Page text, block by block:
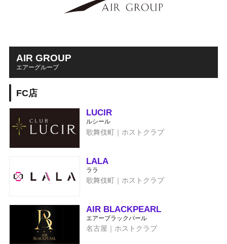
AIR GROUP
エアーグループ
FC店
LUCIR
ルシール
歌舞伎町｜ホストクラブ
LALA
ララ
歌舞伎町｜ホストクラブ
AIR BLACKPEARL
エアーブラックパール
名古屋｜ホストクラブ